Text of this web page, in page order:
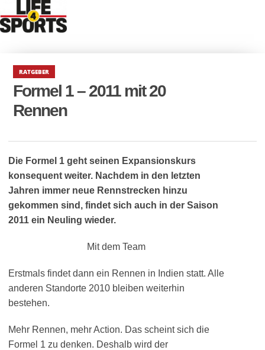
RATGEBER
Formel 1 – 2011 mit 20
Rennen
Die Formel 1 geht seinen Expansionskurs
konsequent weiter. Nachdem in den letzten
Jahren immer neue Rennstrecken hinzu
gekommen sind, findet sich auch in der Saison
2011 ein Neuling wieder.
Mit dem Team
Erstmals findet dann ein Rennen in Indien statt. Alle
anderen Standorte 2010 bleiben weiterhin
bestehen.
Mehr Rennen, mehr Action. Das scheint sich die
Formel 1 zu denken. Deshalb wird der